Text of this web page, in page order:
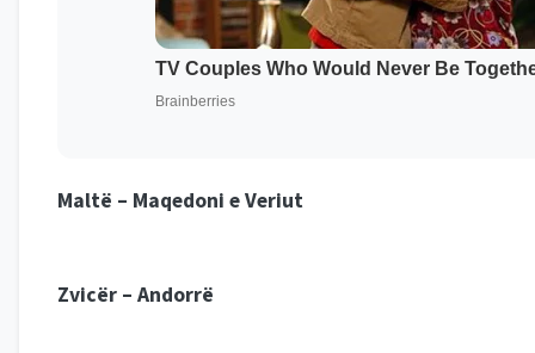
Maltë – Maqedoni e Veriut
Zvicër – Andorrë